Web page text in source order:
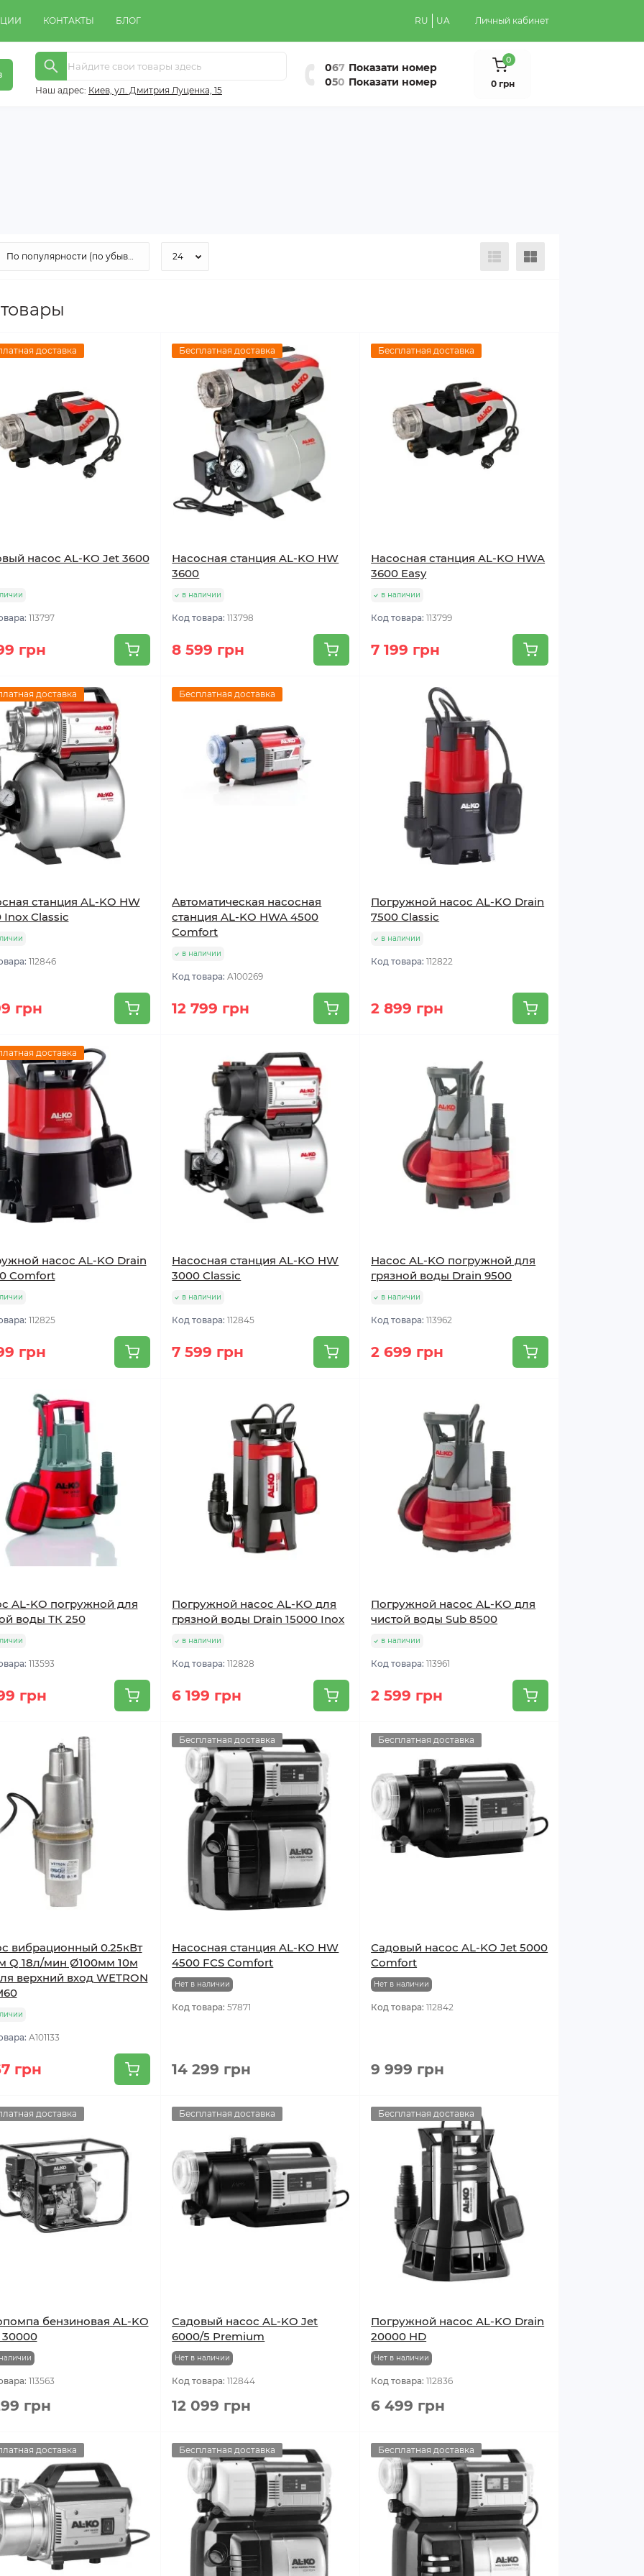
КОНТАКТЫ БЛОГ RU UA Личный кабинет
Наш адрес: Киeв, ул. Дмитрия Луценка, 15
067 Показати номер
050 Показати номер
0
0 грн
доставка
насос AL-KO Jet 3600
113797
грн
Бесплатная доставка
Насосная станция AL-KO HW
3600
в наличии
Код товара:113798
8 599 грн
Бесплатная доставка
Насосная станция AL-KO HWA
3600 Easy
в наличии
Код товара:113799
7 199 грн
доставка
станция AL-KO HW
Inox Classic
112846
грн
Бесплатная доставка
Автоматическая насосная
станция AL-KO HWA 4500
Comfort
в наличии
Код товара:A100269
12 799 грн
Погружной насос AL-KO Drain
7500 Classic
в наличии
Код товара:112822
2 899 грн
доставка
насос AL-KO Drain
Comfort
112825
грн
Насосная станция AL-KO HW
3000 Classic
в наличии
Код товара:112845
7 599 грн
Насос AL-KO погружной для
грязной воды Drain 9500
в наличии
Код товара:113962
2 699 грн
AL-KO погружной для
воды ТК 250
113593
грн
Погружной насос AL-KO для
грязной воды Drain 15000 Inox
в наличии
Код товара:112828
6 199 грн
Погружной насос AL-KO для
чистой воды Sub 8500
в наличии
Код товара:113961
2 599 грн
вибрационный 0.25кВт
Q 18л/мин Ø100мм 10м
верхний вход WETRON
A101133
грн
Бесплатная доставка
Насосная станция AL-KO HW
4500 FCS Comfort
Нет в наличии
Код товара:57871
14 299 грн
Бесплатная доставка
Садовый насос AL-KO Jet 5000
Comfort
Нет в наличии
Код товара:112842
9 999 грн
доставка
бензиновая AL-KO
30000
113563
грн
Бесплатная доставка
Садовый насос AL-KO Jet
6000/5 Premium
Нет в наличии
Код товара:112844
12 099 грн
Бесплатная доставка
Погружной насос AL-KO Drain
20000 HD
Нет в наличии
Код товара:112836
6 499 грн
доставка Бесплатная доставка Бесплатная доставка